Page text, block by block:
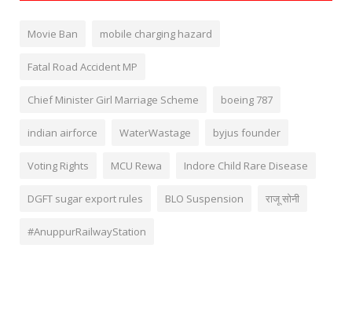
Movie Ban mobile charging hazard
Fatal Road Accident MP
Chief Minister Girl Marriage Scheme boeing 787
indian airforce WaterWastage byjus founder
Voting Rights MCU Rewa Indore Child Rare Disease
DGFT sugar export rules BLO Suspension राजू सोनी
#AnuppurRailwayStation